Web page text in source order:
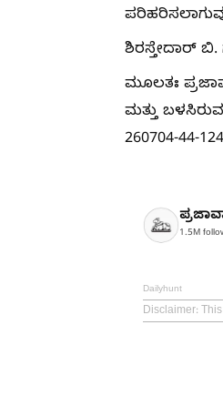
ಶಿರಸ್ತೇದಾರ್‌
ಮೂಲತಃ
ಮತ್ತು
260704-44-
1.5M
Dailyhunt
Disclaimer: